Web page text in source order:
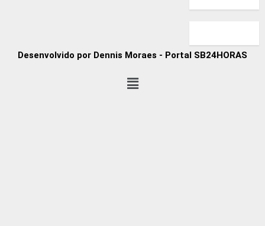
Desenvolvido por Dennis Moraes - Portal SB24HORAS